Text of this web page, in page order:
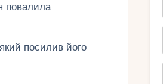
повалила
посилив його